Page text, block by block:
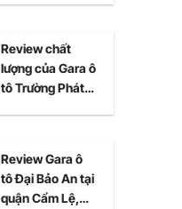
Review chất
lượng của Gara ô
tô Trường Phát
Review Gara ô
tô Đại Bảo An tại
quận Cẩm Lệ,